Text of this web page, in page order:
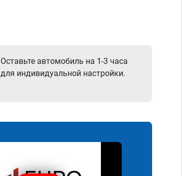
Оставьте автомобиль на 1-3 часа
для индивидуальной настройки.